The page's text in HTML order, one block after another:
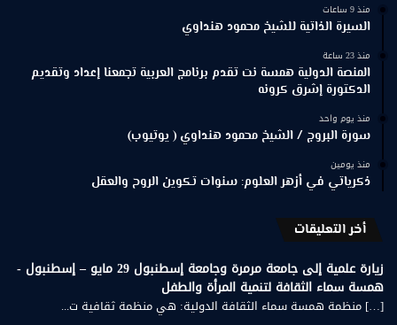
منذ 9 ساعات
السيرة الذاتية للشيخ محمود هنداوي
منذ 23 ساعة
المنصة الدولية همسة نت تقدم برنامج العربية تجمعنا إعداد وتقديم
الدكتورة إشرق كرونه
منذ يوم واحد
سورة البروج / الشيخ محمود هنداوي ( يوتيوب)
منذ يومين
ذكرياتي في أزهر العلوم: سنوات تكوين الروح والعقل
أخر التعليقات
زيارة علمية إلى جامعة مرمرة وجامعة إسطنبول 29 مايو – إسطنبول -
همسة سماء الثقافة لتنمية المرأة والطفل
[…] منظمة همسة سماء الثقافة الدولية: هي منظمة ثقافية ت...